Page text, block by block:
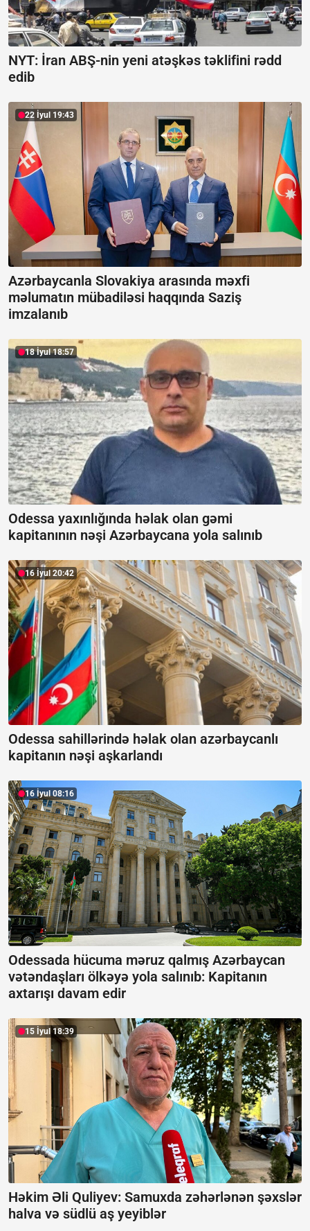
NYT: İran ABŞ-nin yeni atəşkəs təklifini rədd
edib
22 İyul 19:43
Azərbaycanla Slovakiya arasında məxfi
məlumatın mübadiləsi haqqında Saziş
imzalanıb
18 İyul 18:57
Odessa yaxınlığında həlak olan gəmi
kapitanının nəşi Azərbaycana yola salınıb
16 İyul 20:42
Odessa sahillərində həlak olan azərbaycanlı
kapitanın nəşi aşkarlandı
16 İyul 08:16
Odessada hücuma məruz qalmış Azərbaycan
vətəndaşları ölkəyə yola salınıb: Kapitanın
axtarışı davam edir
15 İyul 18:39
Həkim Əli Quliyev: Samuxda zəhərlənən şəxslər
halva və südlü aş yeyiblər